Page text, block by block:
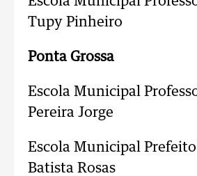
Tupy Pinheiro
Ponta Grossa
Escola Municipal
Pereira Jorge
Escola Municipal
Batista Rosas